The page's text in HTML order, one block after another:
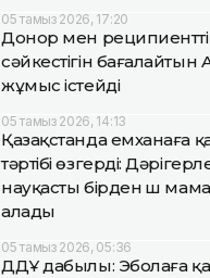
05 тамыз 2026, 17:20
Донор мен
сәйкестігін бағалайтын
жұмыс істейді
05 тамыз 2026, 14:13
Қазақстанда емханаға
тәртібі өзгерді:
науқасты бірден үш
алады
05 тамыз 2026, 05:36
ДДҰ дабылы: Эболаға